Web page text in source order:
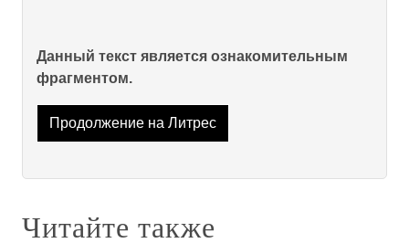
Данный текст является ознакомительным
фрагментом.
Продолжение на Литрес
Читайте также